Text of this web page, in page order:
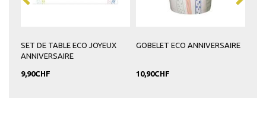
SET DE TABLE ECO JOYEUX
ANNIVERSAIRE
9,90CHF
GOBELET ECO ANNIVERSAIRE
10,90CHF